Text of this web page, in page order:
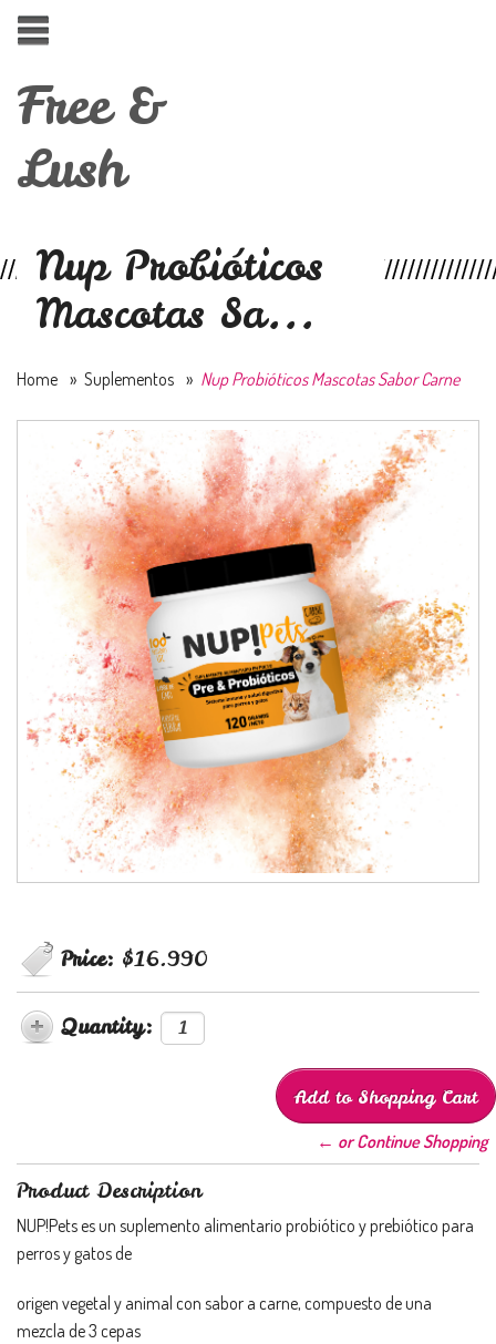
Free &
Lush
Nup Probióticos
Mascotas Sa...
Home » Suplementos » Nup Probióticos Mascotas Sabor Carne
Price: $16.990
Quantity:
← or Continue Shopping
Product Description
NUP!Pets es un suplemento alimentario probiótico y prebiótico para
perros y gatos de
origen vegetal y animal con sabor a carne, compuesto de una
mezcla de 3 cepas